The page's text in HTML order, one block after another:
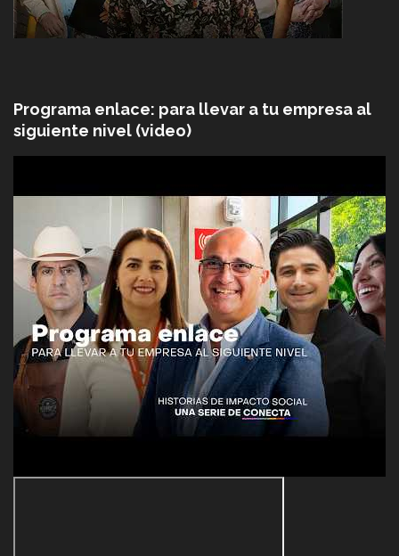
Programa enlace: para llevar a tu empresa al
siguiente nivel (video)